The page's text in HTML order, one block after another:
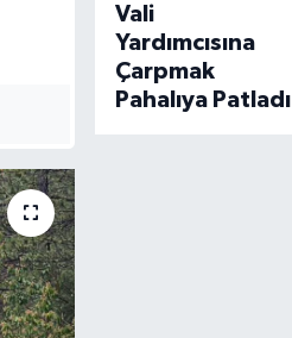
Vali
Yardımcısına
Çarpmak
Pahalıya Patladı